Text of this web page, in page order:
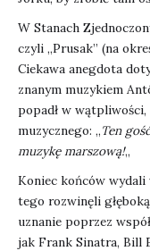
W Stanach
czyli „Prusak” (na
Ciekawa anegdota
znanym muzykiem
popadł w
muzycznego: „Ten
muzykę marszową!„
Koniec końców wydali
tego rozwinęli
uznanie poprzez
jak Frank Sinatra, Bill